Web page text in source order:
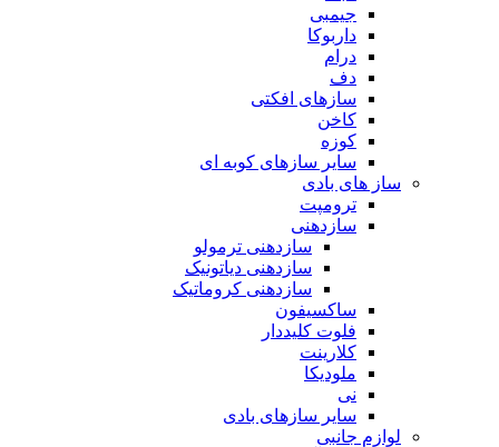
جیمبی
داربوکا
درام
دف
سازهای افکتی
کاخن
کوزه
سایر سازهای کوبه ای
ساز های بادی
ترومپت
سازدهنی
سازدهنی ترمولو
سازدهنی دیاتونیک
سازدهنی کروماتیک
ساکسیفون
فلوت کلیددار
کلارینت
ملودیکا
نی
سایر سازهای بادی
لوازم جانبی